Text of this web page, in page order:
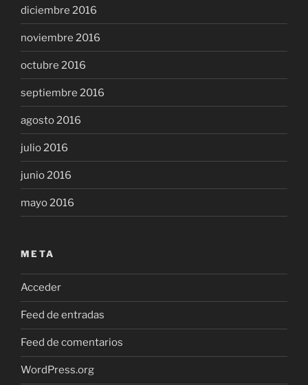
diciembre 2016
noviembre 2016
octubre 2016
septiembre 2016
agosto 2016
julio 2016
junio 2016
mayo 2016
META
Acceder
Feed de entradas
Feed de comentarios
WordPress.org